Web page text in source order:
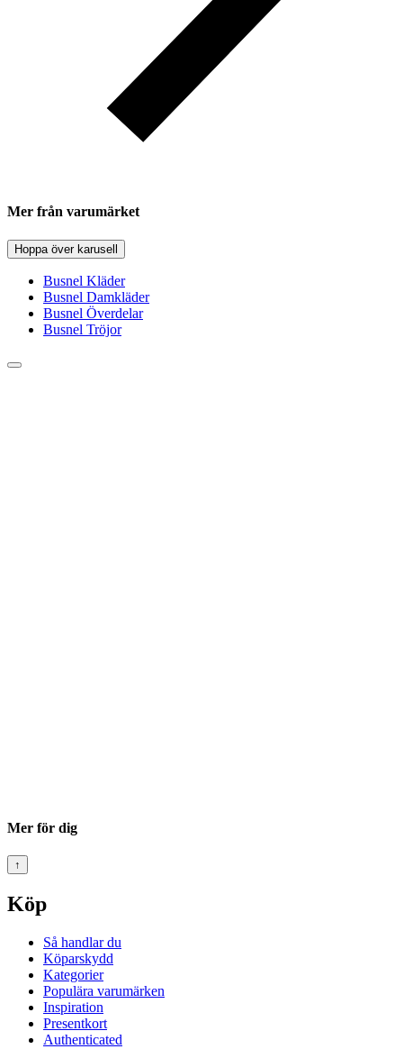
Mer från varumärket
Hoppa över karusell
Busnel Kläder
Busnel Damkläder
Busnel Överdelar
Busnel Tröjor
Mer för dig
↑
Köp
Så handlar du
Köparskydd
Kategorier
Populära varumärken
Inspiration
Presentkort
Authenticated